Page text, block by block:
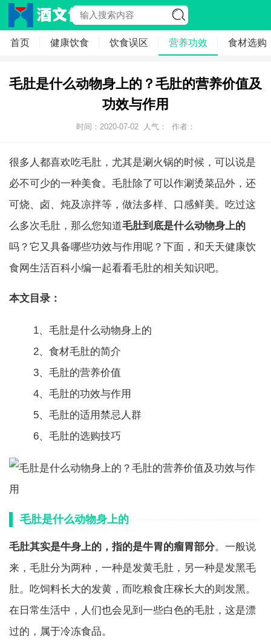
首页 健康饮食 饮食误区 营养功效 食材选购
毛肚是什么动物身上的？毛肚的营养价值及
功效与作用
时间：2020-07-02 人气： 作者：
很多人都喜欢吃毛肚，尤其是涮火锅的时候，可以说是
必不可少的一种美食。毛肚除了可以作涮烫菜品外，还
可烧、卤、炖及凉拌等，做法多样、口感鲜美。吃过这
么多次毛肚，那么您知道毛肚到底是什么动物身上的
吗？它又具备哪些功效与作用呢？下面，和天天健康饮
食网生活百科小编一起看看毛肚的相关知识吧。
本文目录：
1、毛肚是什么动物身上的
2、食材毛肚的简介
3、毛肚的营养价值
4、毛肚的功效与作用
5、毛肚的适用禁忌人群
6、毛肚的选购技巧
毛肚是什么动物身上的
毛肚其实是牛身上的，指的是牛胃的瘤胃部分。一般说
来，毛肚分为两种，一种是发黄毛肚，另一种是发黑毛
肚。吃饲料长大的发黄，而吃粮食庄稼长大的则发黑。
在日常生活中，人们也会见到一些白色的毛肚，这是漂
过的，属于冷冻食品。